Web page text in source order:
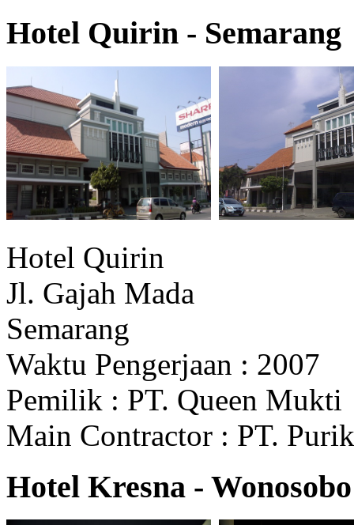
Hotel Quirin - Semarang
Hotel Quirin
Jl. Gajah Mada
Semarang
Waktu Pengerjaan : 2007
Pemilik : PT. Queen Mukti
Main Contractor : PT.
Hotel Kresna - Wonosobo